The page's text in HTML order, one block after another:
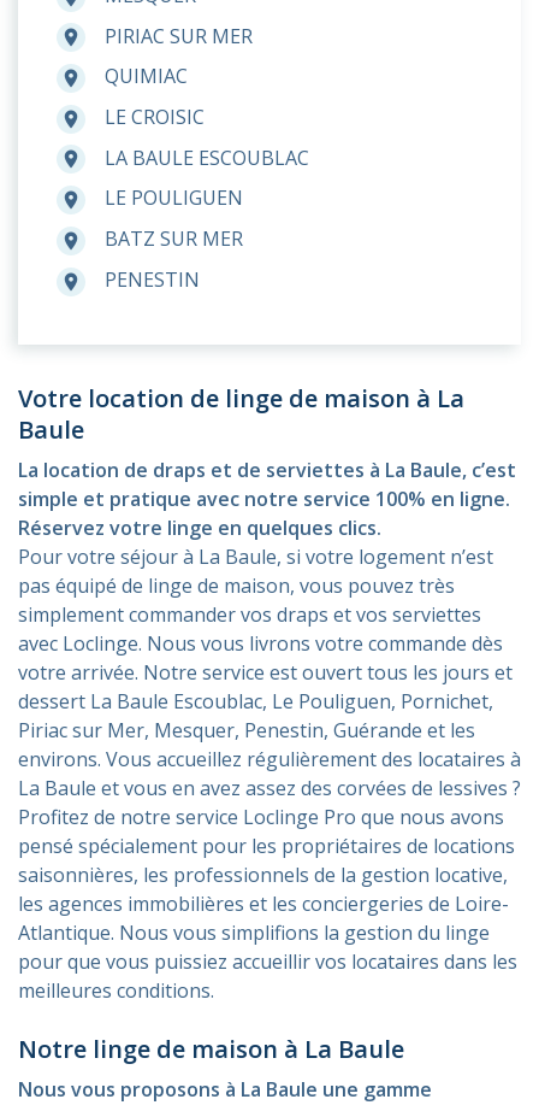
room PIRIAC SUR MER
room QUIMIAC
room LE CROISIC
room LA BAULE ESCOUBLAC
room LE POULIGUEN
room BATZ SUR MER
room PENESTIN
Votre location de linge de maison à La
Baule
La location de draps et de serviettes à La Baule, c’est
simple et pratique avec notre service 100% en ligne.
Réservez votre linge en quelques clics.
Pour votre séjour à La Baule, si votre logement n’est
pas équipé de linge de maison, vous pouvez très
simplement commander vos draps et vos serviettes
avec Loclinge. Nous vous livrons votre commande dès
votre arrivée. Notre service est ouvert tous les jours et
dessert La Baule Escoublac, Le Pouliguen, Pornichet,
Piriac sur Mer, Mesquer, Penestin, Guérande et les
environs. Vous accueillez régulièrement des locataires à
La Baule et vous en avez assez des corvées de lessives ?
Profitez de notre service Loclinge Pro que nous avons
pensé spécialement pour les propriétaires de locations
saisonnières, les professionnels de la gestion locative,
les agences immobilières et les conciergeries de Loire-
Atlantique. Nous vous simplifions la gestion du linge
pour que vous puissiez accueillir vos locataires dans les
meilleures conditions.
Notre linge de maison à La Baule
Nous vous proposons à La Baule une gamme